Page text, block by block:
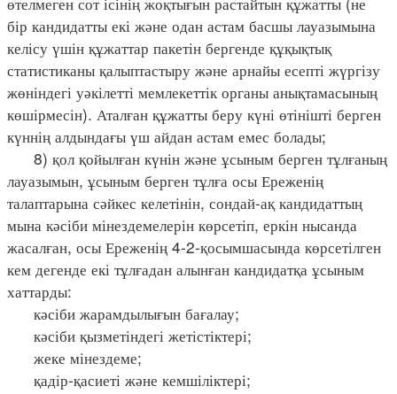
бір кандидатты екі және одан астам басшы лауазымына
келісу үшін құжаттар пакетін бергенде құқықтық
статистиканы қалыптастыру және арнайы есепті жүргізу
жөніндегі уәкілетті мемлекеттік органы анықтамасының
көшірмесін). Аталған құжатты беру күні өтінішті берген
күннің алдындағы үш айдан астам емес болады;
8) қол қойылған күнін және ұсыным берген тұлғаның
лауазымын, ұсыным берген тұлға осы Ереженің
талаптарына сәйкес келетінін, сондай-ақ кандидаттың
мына кәсіби мінездемелерін көрсетіп, еркін нысанда
жасалған, осы Ереженің 4-2-қосымшасында көрсетілген
кем дегенде екі тұлғадан алынған кандидатқа ұсыным
хаттарды:
кәсіби жарамдылығын бағалау;
кәсіби қызметіндегі жетістіктері;
жеке мінездеме;
қадір-қасиеті және кемшіліктері;